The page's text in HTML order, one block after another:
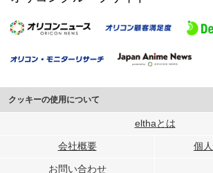
クッキーの使用について
このサイトでは Cookie を使用して、ユーザーに合わ
行っています。
メディアや広告配信、データ解析の各パートナーに提
elthaとは
会社概要 個
お問い合わせ